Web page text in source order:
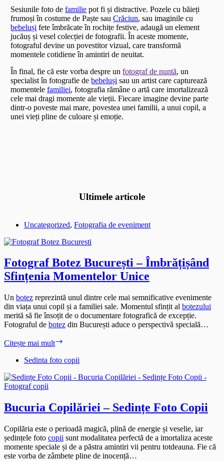
Sesiunile foto defamilie pot fi și distractive. Pozele cu băieți
frumoși în costume de Paște sauCrăciun, sau imaginile cu
bebeluși fete îmbrăcate în rochițe festive, adaugă un element
jucăuș și vesel colecției de fotografii. În aceste momente,
fotograful devine un povestitor vizual, care transformă
momentele cotidiene în amintiri de neuitat.
În final, fie că este vorba despre unfotograf de nuntă, un
specialist în fotografie debebeluși sau un artist care capturează
momentelefamiliei, fotografia rămâne o artă care imortalizează
cele mai dragi momente ale vieții. Fiecare imagine devine parte
dintr-o poveste mai mare, povestea unei familii, a unui copil, a
unei vieți pline de culoare și emoție.
Ultimele articole
Uncategorized, Fotografia de eveniment
Fotograf Botez București – Îmbrățișând
Sfințenia Momentelor Unice
Un botez reprezintă unul dintre cele mai semnificative evenimente
din viața unui copil și a familiei sale. Momentul sfințit al botezului
merită să fie însoțit de o documentare fotografică de excepție.
Fotograful de botez din București aduce o perspectivă specială…
Citește mai mult
București
Îmbrățișând
Unice
Sedinta foto copii
Bucuria Copilăriei – Sedințe Foto Copii
Copilăria este o perioadă magică, plină de energie și veselie, iar
ședințele foto copii sunt modalitatea perfectă de a imortaliza aceste
momente speciale și de a păstra amintiri vii pentru totdeauna. Fie că
este vorba de zâmbete pline de inocență…